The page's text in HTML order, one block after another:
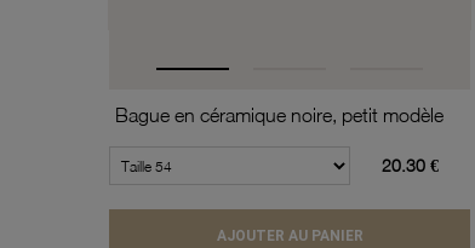
Bague en céramique noire, petit modèle
20.30 €
AJOUTER AU PANIER